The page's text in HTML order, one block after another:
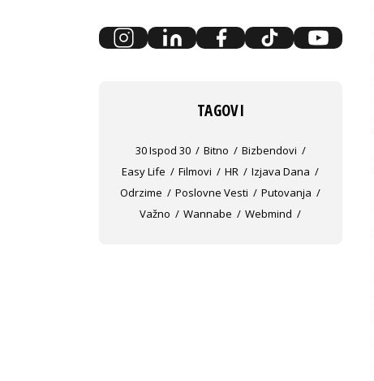
TAGOVI
30 Ispod 30 Bitno
Bizbendovi
Easy Life
Filmovi HR
Izjava Dana
Odrzime
Poslovne Vesti
Putovanja
Važno
Wannabe Webmind